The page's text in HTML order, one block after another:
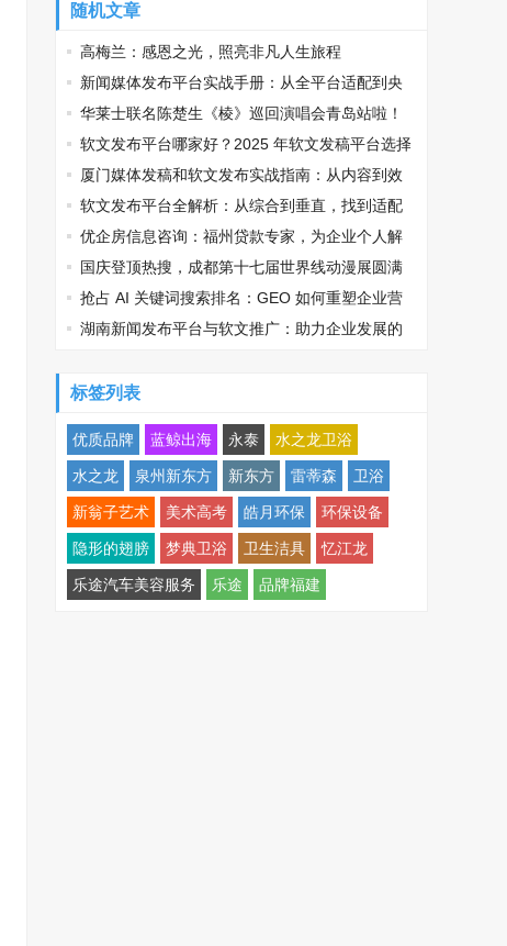
随机文章
高梅兰：感恩之光，照亮非凡人生旅程
新闻媒体发布平台实战手册：从全平台适配到央
媒传播的精准路径
华莱士联名陈楚生《棱》巡回演唱会青岛站啦！
限定套餐送周边引发粉丝强烈关注
软文发布平台哪家好？2025 年软文发稿平台选择
推荐厦门媒体发稿和软文发布实战指南：从内容到效
果的完美转化
软文发布平台全解析：从综合到垂直，找到适配
你的传播利器
优企房信息咨询：福州贷款专家，为企业个人解
资金难题
国庆登顶热搜，成都第十七届世界线动漫展圆满
举行!
抢占 AI 关键词搜索排名：GEO 如何重塑企业营
销新逻辑
湖南新闻发布平台与软文推广：助力企业发展的
标签列表
优质品牌 蓝鲸出海 永泰 水之龙卫浴
水之龙 泉州新东方 新东方 雷蒂森 卫浴
新翁子艺术 美术高考 皓月环保 环保设备
隐形的翅膀 梦典卫浴 卫生洁具 忆江龙
乐途汽车美容服务 乐途 品牌福建